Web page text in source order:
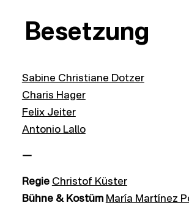
Besetzung
Sabine Christiane Dotzer
Charis Hager
Felix Jeiter
Antonio Lallo
—
Regie Christof Küster
Bühne & Kostüm María Martínez